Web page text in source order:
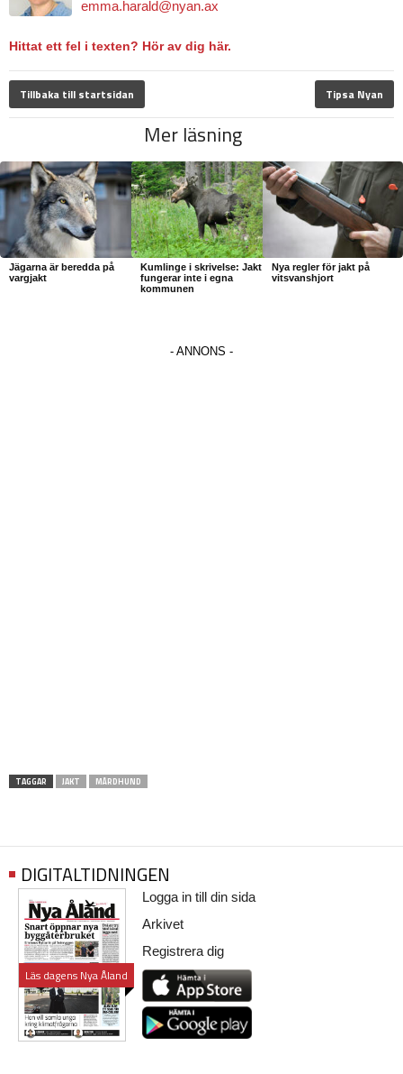
emma.harald@nyan.ax
Hittat ett fel i texten? Hör av dig här.
Tillbaka till startsidan Tipsa Nyan
Mer läsning
Jägarna är beredda på
vargjakt
Kumlinge i skrivelse: Jakt
fungerar inte i egna
kommunen
Nya regler för jakt på
vitsvanshjort
TAGGAR JAKT MÅRDHUND
DIGITALTIDNINGEN
Läs dagens Nya Åland
Logga in till din sida
Arkivet
Registrera dig